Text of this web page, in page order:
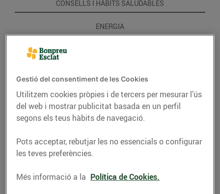
CONSELLS I HÀBITS SALUDABLES
ENERGIA
GASTRONOMIA I TRADICIONS
Gestió del consentiment de les Cookies
Utilitzem cookies pròpies i de tercers per mesurar l’ús
del web i mostrar publicitat basada en un perfil
segons els teus hàbits de navegació.
Pots acceptar, rebutjar les no essencials o configurar
les teves preferències.
Més informació a la Política de Cookies.